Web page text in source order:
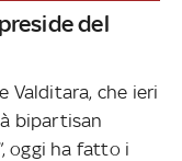
del
Valditara, che ieri
bipartisan
oggi ha fatto i